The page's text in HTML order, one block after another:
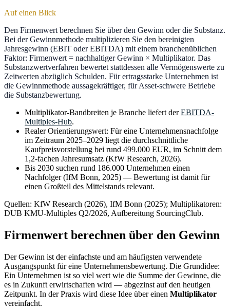
Auf einen Blick
Den Firmenwert berechnen Sie über den Gewinn oder die Substanz.
Bei der Gewinnmethode multiplizieren Sie den bereinigten
Jahresgewinn (EBIT oder EBITDA) mit einem branchenüblichen
Faktor: Firmenwert = nachhaltiger Gewinn × Multiplikator. Das
Substanzwertverfahren bewertet stattdessen alle Vermögenswerte zu
Zeitwerten abzüglich Schulden. Für ertragsstarke Unternehmen ist
die Gewinnmethode aussagekräftiger, für Asset-schwere Betriebe
die Substanzbewertung.
Multiplikator-Bandbreiten je Branche liefert der EBITDA-
Multiples-Hub.
Realer Orientierungswert: Für eine Unternehmensnachfolge
im Zeitraum 2025–2029 liegt die durchschnittliche
Kaufpreisvorstellung bei rund 499.000 EUR, im Schnitt dem
1,2-fachen Jahresumsatz (KfW Research, 2026).
Bis 2030 suchen rund 186.000 Unternehmen einen
Nachfolger (IfM Bonn, 2025) — Bewertung ist damit für
einen Großteil des Mittelstands relevant.
Quellen: KfW Research (2026), IfM Bonn (2025); Multiplikatoren:
DUB KMU-Multiples Q2/2026, Aufbereitung SourcingClub.
Firmenwert berechnen über den Gewinn
Der Gewinn ist der einfachste und am häufigsten verwendete
Ausgangspunkt für eine Unternehmensbewertung. Die Grundidee:
Ein Unternehmen ist so viel wert wie die Summe der Gewinne, die
es in Zukunft erwirtschaften wird — abgezinst auf den heutigen
Zeitpunkt. In der Praxis wird diese Idee über einen Multiplikator
vereinfacht.